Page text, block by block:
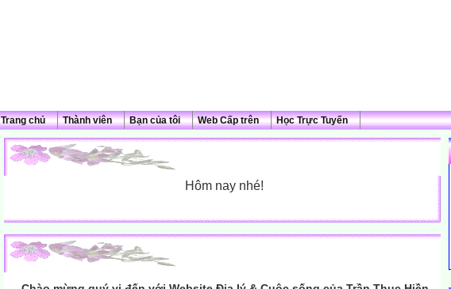
Trang chủ Thành viên Bạn của tôi Web Cấp trên Học Trực Tuyến
Hôm nay nhé!